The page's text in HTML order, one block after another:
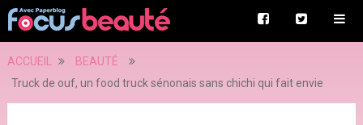
ACCUEIL
BEAUTÉ
Truck de ouf, un food truck sénonais sans chichi qui fait envie